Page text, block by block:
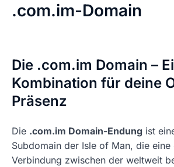
.com.im-Domain
Die .com.im Domain –
Kombination für deine
Präsenz
Die .com.im Domain-Endung ist
Subdomain der Isle of Man, die
Verbindung zwischen der weltweit